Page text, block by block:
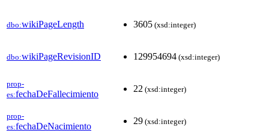
dbo:wikiPageLength 3605 (xsd:integer)
dbo:wikiPageRevisionID 129954694 (xsd:integer)
prop-
es:fechaDeFallecimiento
22 (xsd:integer)
prop-
es:fechaDeNacimiento
29 (xsd:integer)